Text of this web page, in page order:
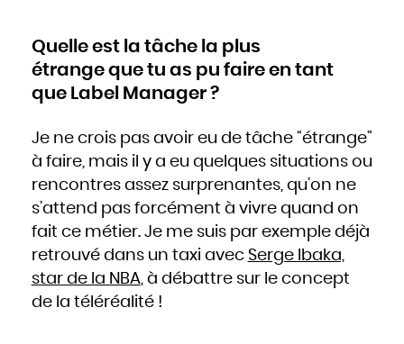
Quelle est la tâche la plus
étrange que tu as pu faire en tant
que Label Manager ?
Je ne crois pas avoir eu de tâche “étrange”
à faire, mais il y a eu quelques situations ou
rencontres assez surprenantes, qu’on ne
s’attend pas forcément à vivre quand on
fait ce métier. Je me suis par exemple déjà
retrouvé dans un taxi avec Serge Ibaka,
star de la NBA, à débattre sur le concept
de la téléréalité !